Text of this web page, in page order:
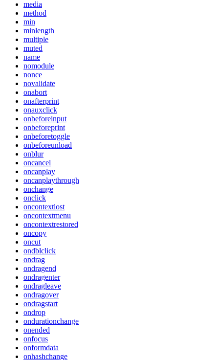
media
method
min
minlength
multiple
muted
name
nomodule
nonce
novalidate
onabort
onafterprint
onauxclick
onbeforeinput
onbeforeprint
onbeforetoggle
onbeforeunload
onblur
oncancel
oncanplay
oncanplaythrough
onchange
onclick
oncontextlost
oncontextmenu
oncontextrestored
oncopy
oncut
ondblclick
ondrag
ondragend
ondragenter
ondragleave
ondragover
ondragstart
ondrop
ondurationchange
onended
onfocus
onformdata
onhashchange